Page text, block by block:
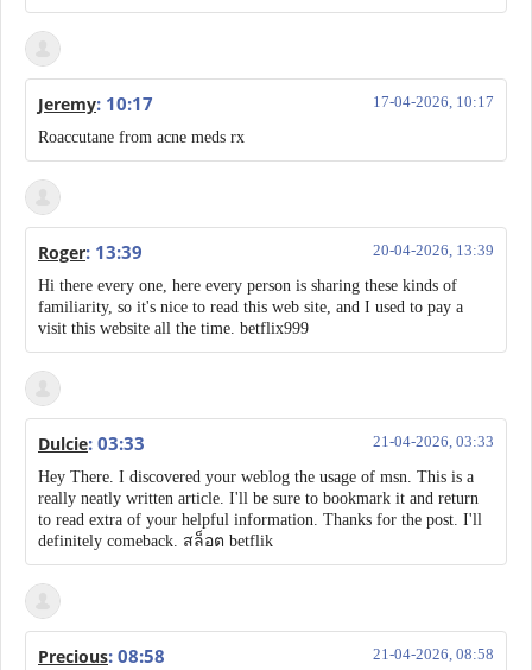
Jeremy 17-04-2026, 10:17
: 10:17
Roaccutane from acne meds rx
Roger 20-04-2026, 13:39
: 13:39
Hi there every one, here every person is sharing these kinds of
familiarity, so it's nice to read this web site, and I used to pay a
visit this website all the time. betflix999
Dulcie 21-04-2026, 03:33
: 03:33
Hey There. I discovered your weblog the usage of msn. This is a
really neatly written article. I'll be sure to bookmark it and return
to read extra of your helpful information. Thanks for the post. I'll
definitely comeback. สล็อต betflik
Precious 21-04-2026, 08:58
: 08:58